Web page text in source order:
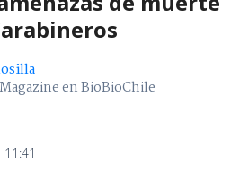
en BioBioChile